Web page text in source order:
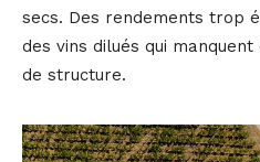
secs. Des rendements trop
des vins dilués qui
de structure.